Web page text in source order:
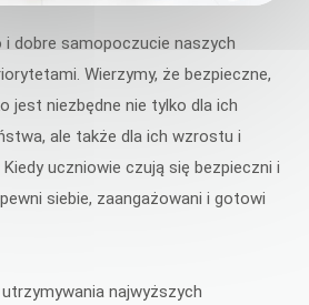
i dobre samopoczucie naszych
Wierzymy, że bezpieczne,
jest niezbędne nie tylko dla ich
ale także dla ich wzrostu i
uczniowie czują się bezpieczni i
siebie, zaangażowani i gotowi
najwyższych